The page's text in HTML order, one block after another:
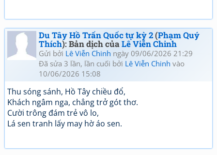
Du Tây Hồ Trấn Quốc tự kỳ 2(Phạm Quý
Thích): Bản dịch củaLê Viễn Chinh
Gửi bởi Lê Viễn Chinh ngày 09/06/2026 21:29
Đã sửa 3 lần, lần cuối bởi Lê Viễn Chinh vào
10/06/2026 15:08
Thu sóng sánh, Hồ Tây chiều đổ,
Khách ngâm nga, chẳng trở gót thơ.
Cười trông đám trẻ vô lo,
Lá sen tranh lấy may hờ áo sen.